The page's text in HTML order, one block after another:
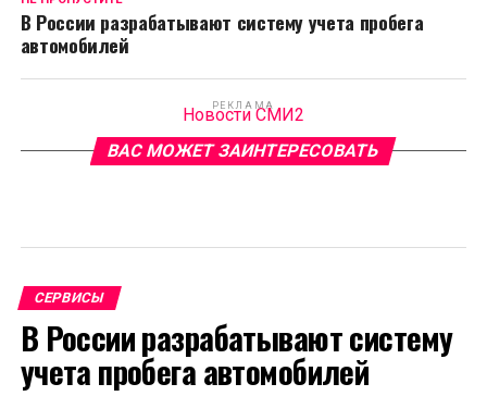
В России разрабатывают систему учета пробега
автомобилей
РЕКЛАМА
Новости СМИ2
ВАС МОЖЕТ ЗАИНТЕРЕСОВАТЬ
СЕРВИСЫ
В России разрабатывают систему
учета пробега автомобилей